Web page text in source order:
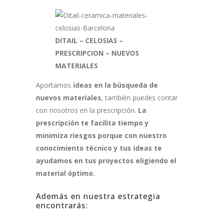
DITAIL – CELOSIAS –
PRESCRIPCION – NUEVOS
MATERIALES
Aportamos ideas en la búsqueda de
nuevos materiales, también puedes contar
con nosotros en la prescripción. La
prescripción te facilita tiempo y
minimiza riesgos porque con nuestro
conocimiento técnico y tus ideas te
ayudamos en tus proyectos eligiendo el
material óptimo.
Además en nuestra estrategia
encontrarás: